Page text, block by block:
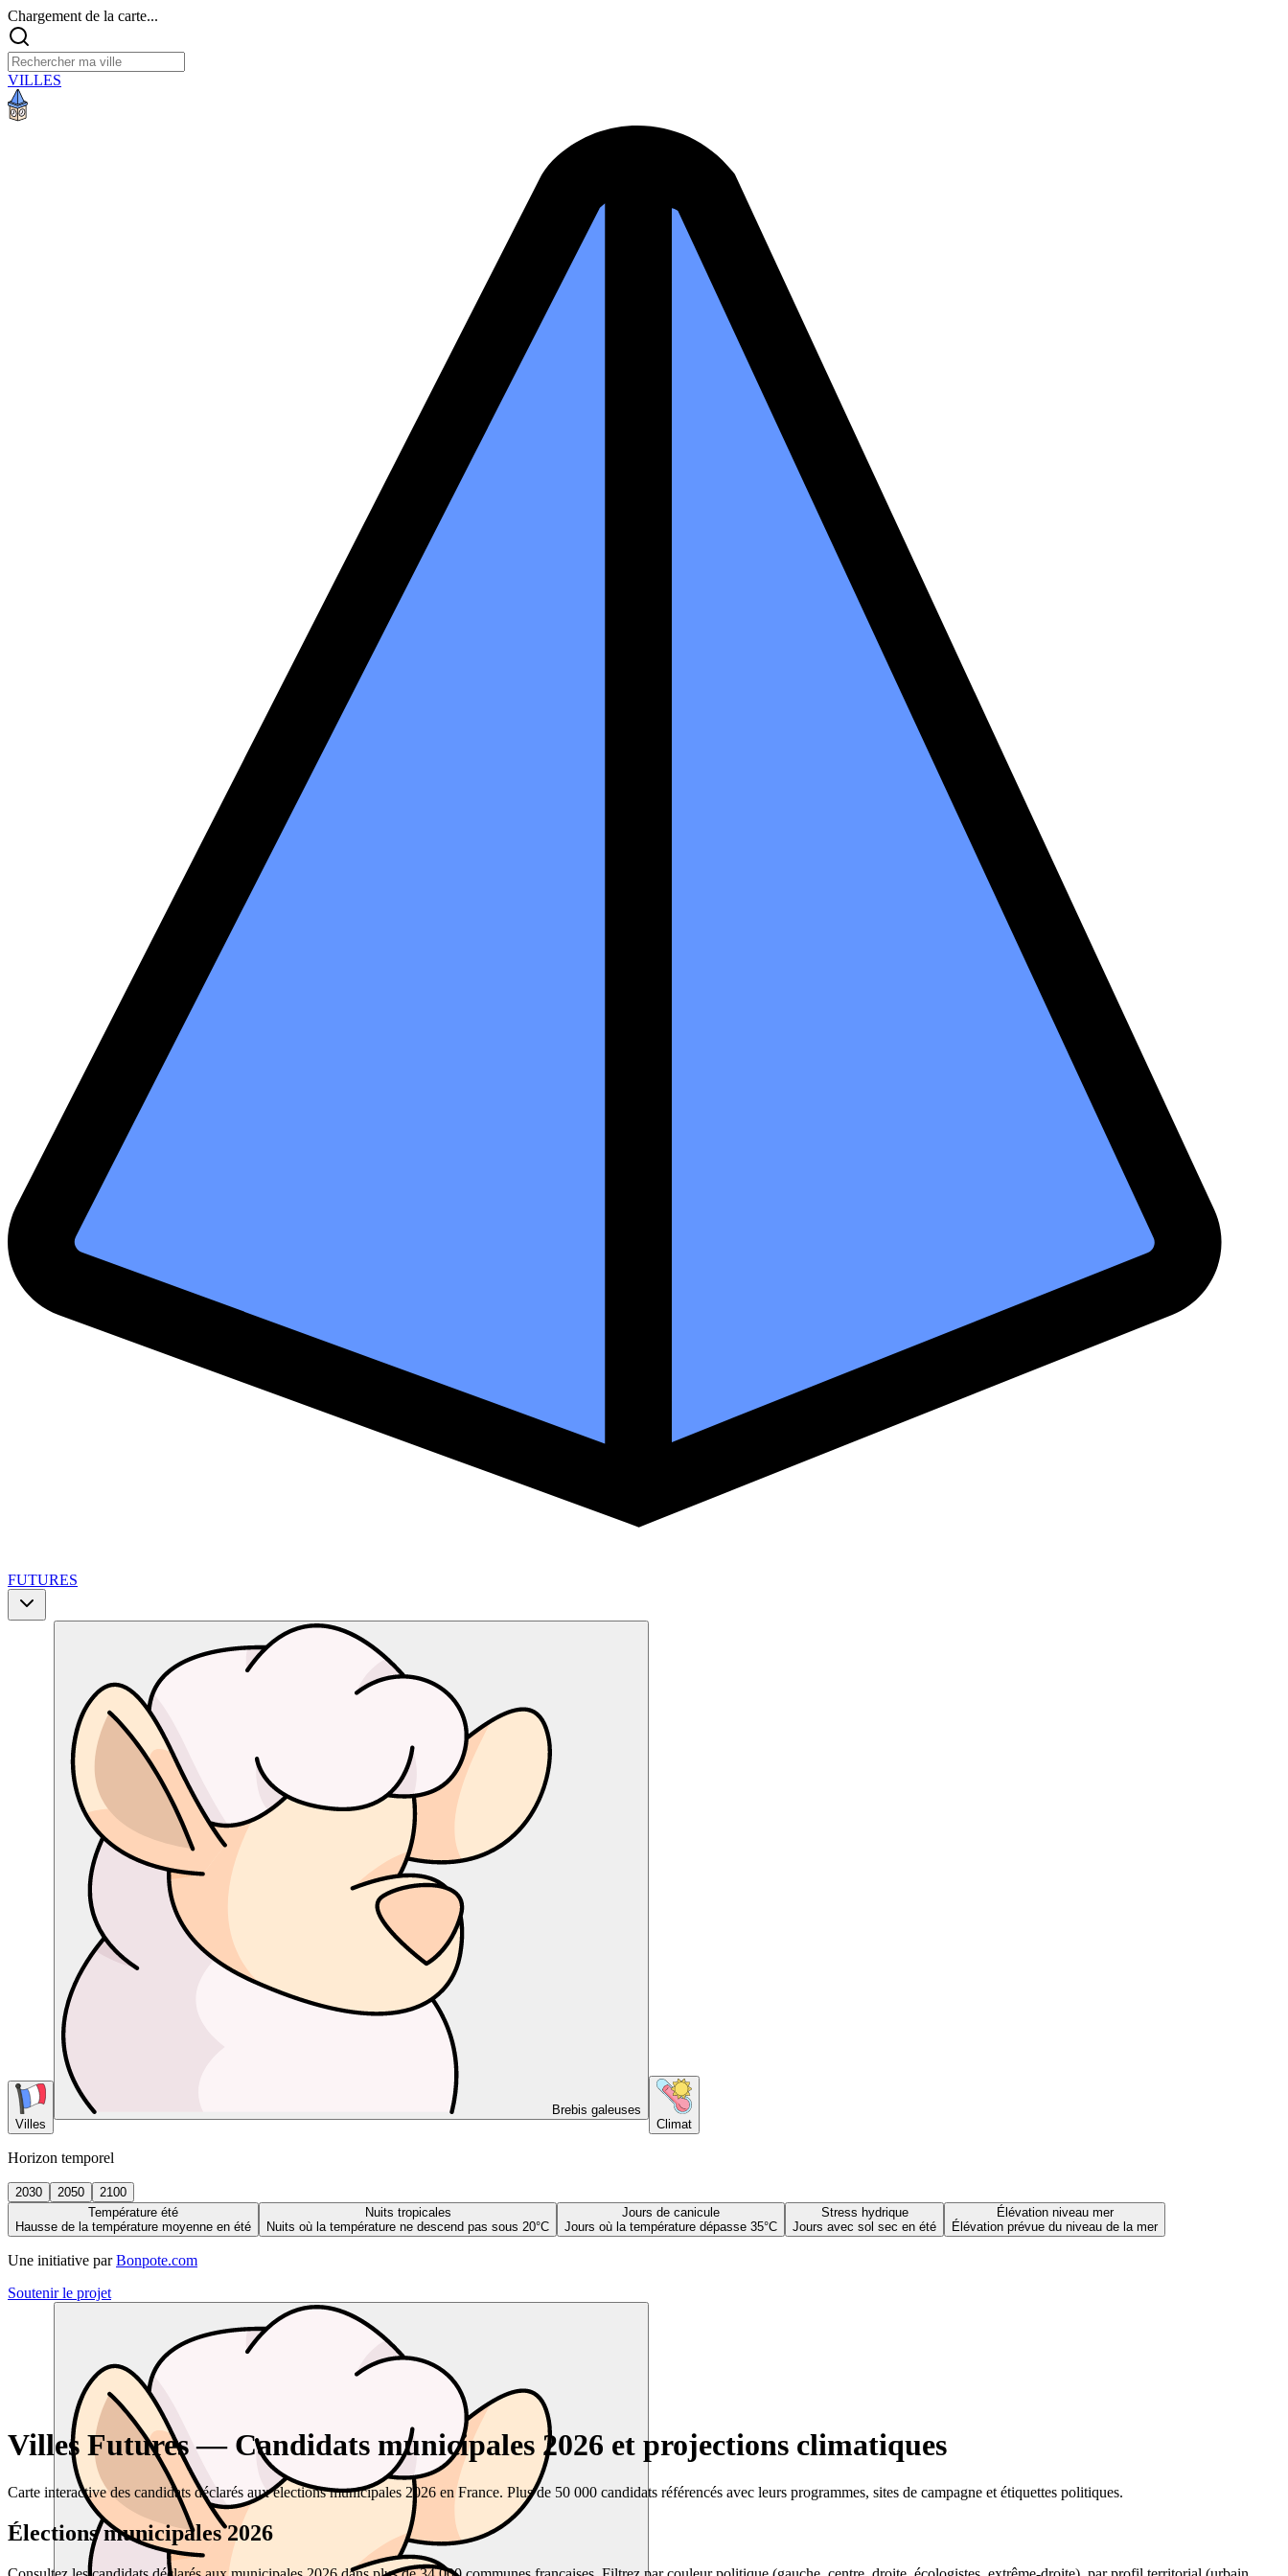
Chargement de la carte...
VILLES
FUTURES
Villes
Brebis galeuses
Climat
Horizon temporel
2030 2050
2100
Température été
Hausse de la température moyenne en été
Nuits tropicales
Nuits où la température ne descend pas sous 20°C
Jours de canicule
Jours où la température dépasse 35°C
Stress hydrique
Jours avec sol sec en été
Élévation niveau mer
Élévation prévue du niveau de la mer
Une initiative par Bonpote.com
Soutenir le projet
Villes Futures — Candidats municipales 2026 et projections climatiques
Carte interactive des candidats déclarés aux élections municipales 2026 en France. Plus de 50 000 candidats référencés avec leurs programmes, sites de campagne et étiquettes politiques.
Élections municipales 2026